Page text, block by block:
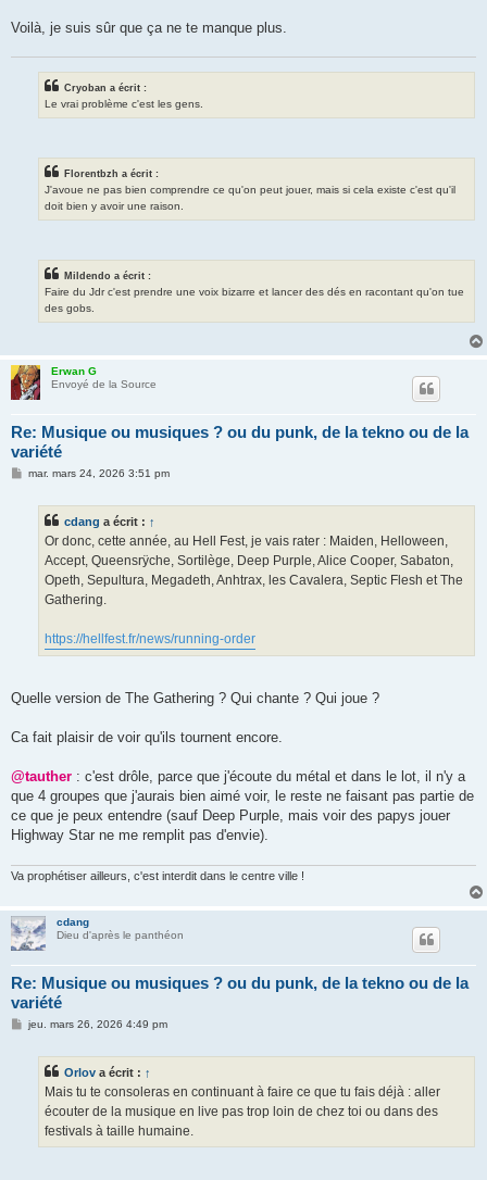
Voilà, je suis sûr que ça ne te manque plus.
Cryoban a écrit :
Le vrai problème c'est les gens.
Florentbzh a écrit :
J'avoue ne pas bien comprendre ce qu'on peut jouer, mais si cela existe c'est qu'il
doit bien y avoir une raison.
Mildendo a écrit :
Faire du Jdr c'est prendre une voix bizarre et lancer des dés en racontant qu'on tue
des gobs.
Erwan G
Envoyé de la Source
Re: Musique ou musiques ? ou du punk, de la tekno ou de la
variété
Mmar. mars 24, 2026 3:51 pm
cdang a écrit : ↑
Or donc, cette année, au Hell Fest, je vais rater : Maiden, Helloween,
Accept, Queensrÿche, Sortilège, Deep Purple, Alice Cooper, Sabaton,
Opeth, Sepultura, Megadeth, Anhtrax, les Cavalera, Septic Flesh et The
Gathering.
https://hellfest.fr/news/running-order
Quelle version de The Gathering ? Qui chante ? Qui joue ?
Ca fait plaisir de voir qu'ils tournent encore.
@tauther : c'est drôle, parce que j'écoute du métal et dans le lot, il n'y a
que 4 groupes que j'aurais bien aimé voir, le reste ne faisant pas partie de
ce que je peux entendre (sauf Deep Purple, mais voir des papys jouer
Highway Star ne me remplit pas d'envie).
Va prophétiser ailleurs, c'est interdit dans le centre ville !
cdang
Dieu d'après le panthéon
Re: Musique ou musiques ? ou du punk, de la tekno ou de la
variété
Mjeu. mars 26, 2026 4:49 pm
Orlov a écrit : ↑
Mais tu te consoleras en continuant à faire ce que tu fais déjà : aller
écouter de la musique en live pas trop loin de chez toi ou dans des
festivals à taille humaine.